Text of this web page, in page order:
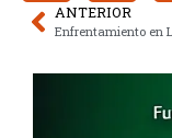
ANTERIOR